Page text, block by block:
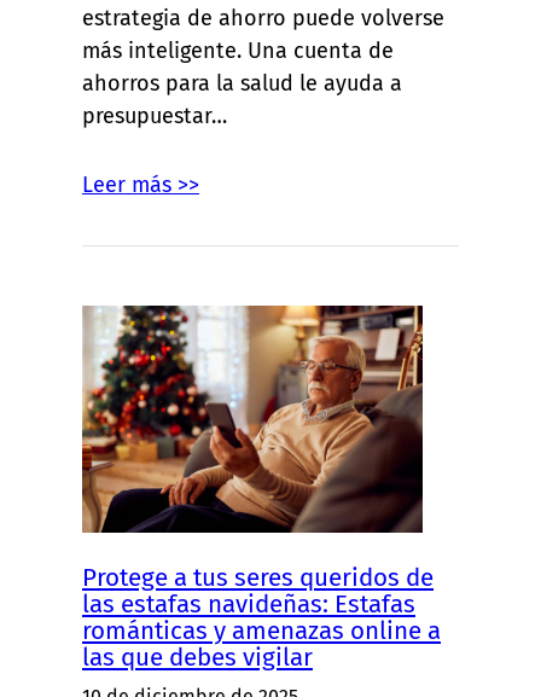
estrategia de ahorro puede volverse
más inteligente. Una cuenta de
ahorros para la salud le ayuda a
presupuestar…
Leer más >>
Protege a tus seres queridos de
las estafas navideñas: Estafas
románticas y amenazas online a
las que debes vigilar